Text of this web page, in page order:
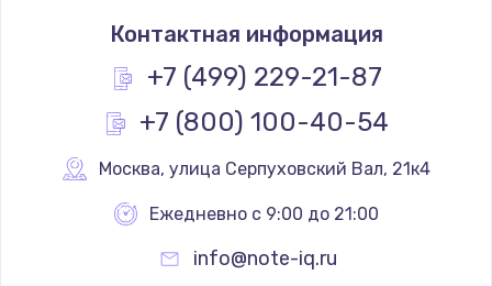
Контактная информация
+7 (499) 229-21-87
+7 (800) 100-40-54
Москва, улица Серпуховский Вал, 21к4
Ежедневно с 9:00 до 21:00
info@note-iq.ru